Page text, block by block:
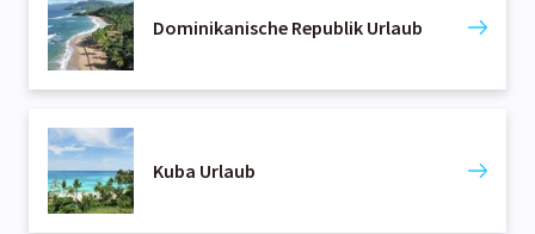
Dominikanische Republik Urlaub
Kuba Urlaub